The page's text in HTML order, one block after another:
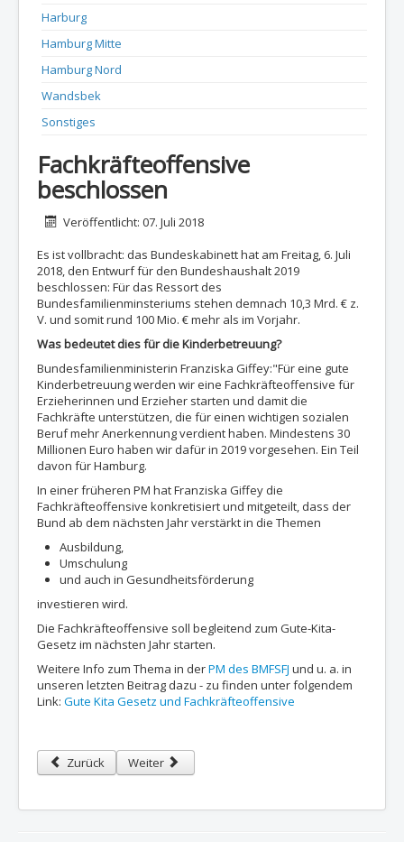
Harburg
Hamburg Mitte
Hamburg Nord
Wandsbek
Sonstiges
Fachkräfteoffensive
beschlossen
DetailsVeröffentlicht: 07. Juli 2018
Es ist vollbracht: das Bundeskabinett hat am Freitag, 6. Juli
2018, den Entwurf für den Bundeshaushalt 2019
beschlossen: Für das Ressort des
Bundesfamilienminsteriums stehen demnach 10,3 Mrd. € z.
V. und somit rund 100 Mio. € mehr als im Vorjahr.
Was bedeutet dies für die Kinderbetreuung?
Bundesfamilienministerin Franziska Giffey:"Für eine gute
Kinderbetreuung werden wir eine Fachkräfteoffensive für
Erzieherinnen und Erzieher starten und damit die
Fachkräfte unterstützen, die für einen wichtigen sozialen
Beruf mehr Anerkennung verdient haben. Mindestens 30
Millionen Euro haben wir dafür in 2019 vorgesehen. Ein Teil
davon für Hamburg.
In einer früheren PM hat Franziska Giffey die
Fachkräfteoffensive konkretisiert und mitgeteilt, dass der
Bund ab dem nächsten Jahr verstärkt in die Themen
Ausbildung,
Umschulung
und auch in Gesundheitsförderung
investieren wird.
Die Fachkräfteoffensive soll begleitend zum Gute-Kita-
Gesetz im nächsten Jahr starten.
Weitere Info zum Thema in derPM des BMFSFJ und u. a. in
unseren letzten Beitrag dazu - zu finden unter folgendem
Link: Gute Kita Gesetz und Fachkräfteoffensive
Vorheriger Beitrag: Bundesfamilienministerin in HH: Themen
Zurück Nächster Beitrag: 28. Juni - Einladung zum Kita
Weiter